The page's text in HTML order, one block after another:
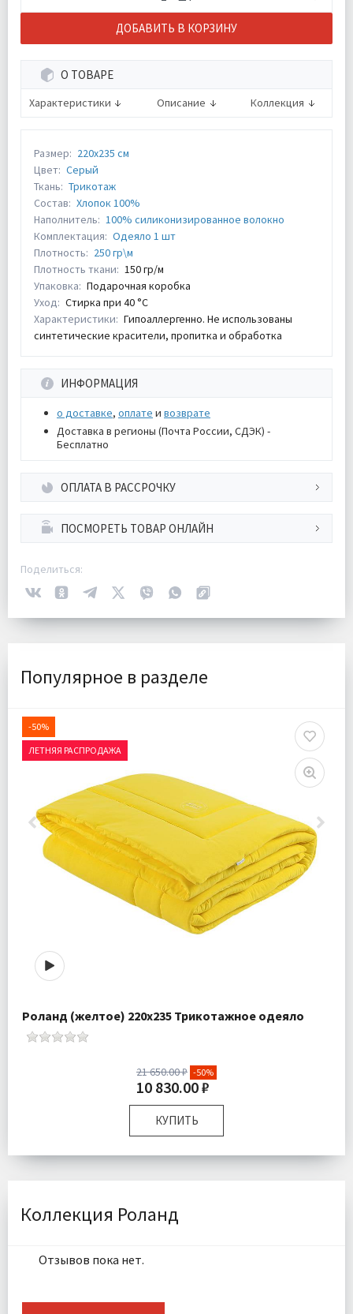
ДОБАВИТЬ В КОРЗИНУ
О ТОВАРЕ
Характеристики Описание Коллекция
Размер: 220х235 см
Цвет: Серый
Ткань: Трикотаж
Состав: Хлопок 100%
Наполнитель: 100% силиконизированное волокно
Комплектация: Одеяло 1 шт
Плотность: 250 гр\м
Плотность ткани: 150 гр/м
Упаковка: Подарочная коробка
Уход: Стирка при 40 °С
Характеристики: Гипоаллергенно. Не использованы
синтетические красители, пропитка и обработка
ИНФОРМАЦИЯ
о доставке, оплате и возврате
Доставка в регионы (Почта России, СДЭК) -
Бесплатно
ОПЛАТА В РАССРОЧКУ
ПОСМОРЕТЬ ТОВАР ОНЛАЙН
Поделиться:
Популярное в разделе
-50%
ЛЕТНЯЯ РАСПРОДАЖА
Роланд (желтое) 220х235 Трикотажное одеяло
21 650.00 ₽ -50%
10 830.00 ₽
КУПИТЬ
Размер:
220х235 см
Комплектация:
Ткань:
Коллекция Роланд
Отзывов пока нет.